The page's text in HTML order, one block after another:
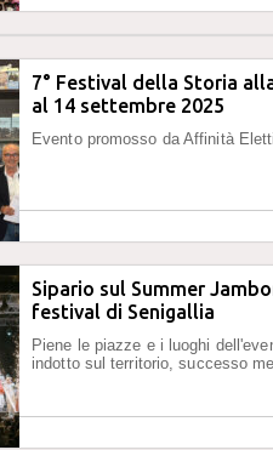
7° Festival della Storia
al 14 settembre 2025
Evento promosso da Affinità
Sipario sul Summer
festival di Senigallia
Piene le piazze e i luoghi
indotto sul territorio, successo